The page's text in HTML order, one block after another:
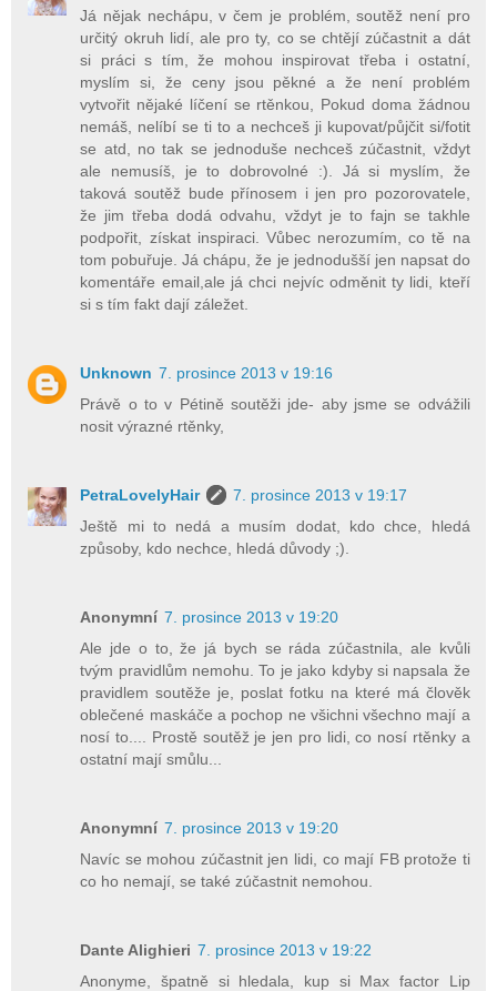
Já nějak nechápu, v čem je problém, soutěž není pro
určitý okruh lidí, ale pro ty, co se chtějí zúčastnit a dát
si práci s tím, že mohou inspirovat třeba i ostatní,
myslím si, že ceny jsou pěkné a že není problém
vytvořit nějaké líčení se rtěnkou, Pokud doma žádnou
nemáš, nelíbí se ti to a nechceš ji kupovat/půjčit si/fotit
se atd, no tak se jednoduše nechceš zúčastnit, vždyt
ale nemusíš, je to dobrovolné :). Já si myslím, že
taková soutěž bude přínosem i jen pro pozorovatele,
že jim třeba dodá odvahu, vždyt je to fajn se takhle
podpořit, získat inspiraci. Vůbec nerozumím, co tě na
tom pobuřuje. Já chápu, že je jednodušší jen napsat do
komentáře email,ale já chci nejvíc odměnit ty lidi, kteří
si s tím fakt dají záležet.
Unknown 7. prosince 2013 v 19:16
Právě o to v Pétině soutěži jde- aby jsme se odvážili
nosit výrazné rtěnky,
PetraLovelyHair
7. prosince 2013 v 19:17
Ještě mi to nedá a musím dodat, kdo chce, hledá
způsoby, kdo nechce, hledá důvody ;).
Anonymní 7. prosince 2013 v 19:20
Ale jde o to, že já bych se ráda zúčastnila, ale kvůli
tvým pravidlům nemohu. To je jako kdyby si napsala že
pravidlem soutěže je, poslat fotku na které má člověk
oblečené maskáče a pochop ne všichni všechno mají a
nosí to.... Prostě soutěž je jen pro lidi, co nosí rtěnky a
ostatní mají smůlu...
Anonymní 7. prosince 2013 v 19:20
Navíc se mohou zúčastnit jen lidi, co mají FB protože ti
co ho nemají, se také zúčastnit nemohou.
Dante Alighieri 7. prosince 2013 v 19:22
Anonyme, špatně si hledala, kup si Max factor Lip